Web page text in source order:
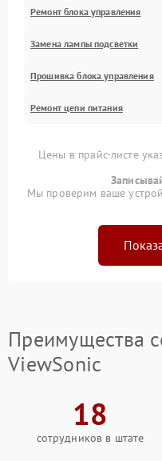
Ремонт блока управления
Замена лампы подсветки
Прошивка блока управления
Ремонт цепи питания
Цены в прайс-листе
Мы проверим ваше
Преимущества
ViewSonic
18
сотрудников в штате